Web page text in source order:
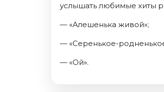
Октябрь 2026
услышать любимые хиты
— «Алешенька живой»;
— «Серенькое-
— «Ой».